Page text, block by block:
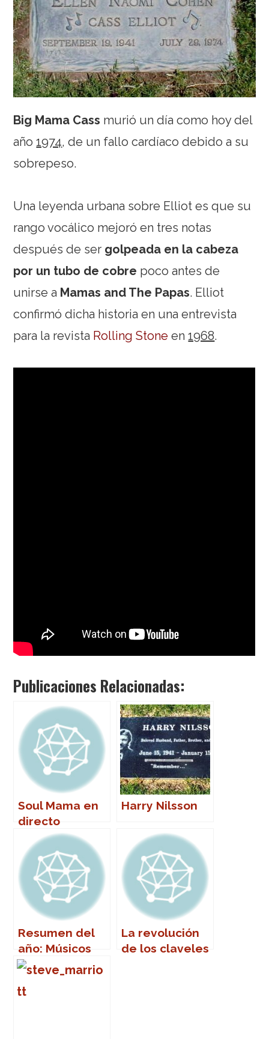
Big Mama Cass murió un día como hoy del
año1974, de un fallo cardíaco debido a su
sobrepeso.
Una leyenda urbana sobre Elliot es que su
rango vocálico mejoró en tres notas
después de ser golpeada en la cabeza
por un tubo de cobre poco antes de
unirse a Mamas and The Papas. Elliot
confirmó dicha historia en una entrevista
para la revista Rolling Stone en1968.
Publicaciones Relacionadas:
Soul Mama en
directo
Harry Nilsson
Resumen del
año: Músicos
que nos
dejaron en
2011
La revolución
de los claveles